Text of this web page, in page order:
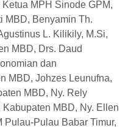
MPH Sinode GPM,
MBD, Benyamin Th.
L. Kilikily, M.Si,
MBD, Drs. Daud
dan
MBD, Johzes Leunufna,
MBD, Ny. Rely
MBD, Ny. Ellen
Pulau-Pulau Babar Timur,